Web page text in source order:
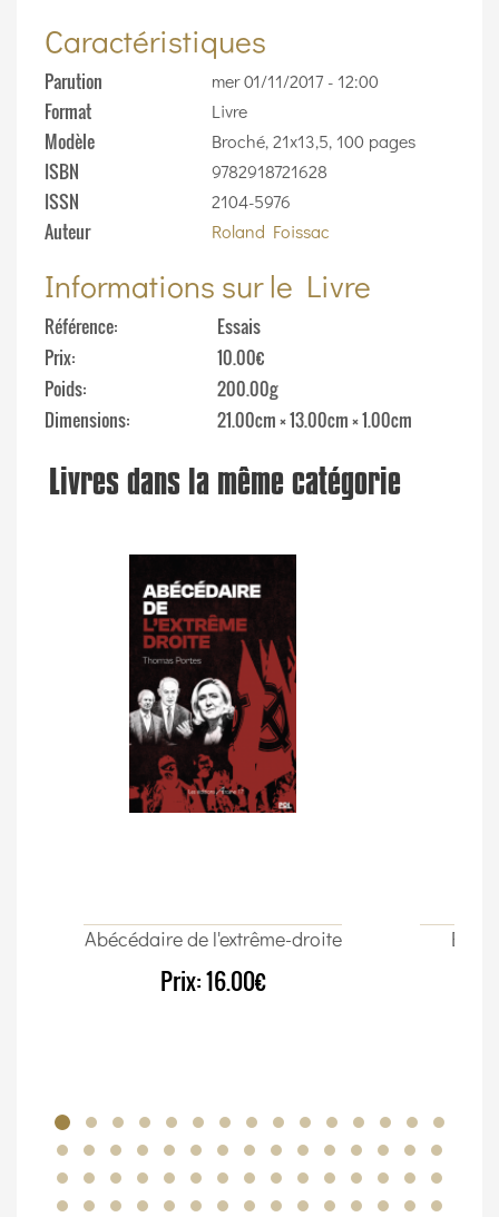
Caractéristiques
Parution mer 01/11/2017 - 12:00
Format Livre
Modèle Broché, 21x13,5, 100 pages
ISBN 9782918721628
ISSN 2104-5976
Auteur Roland Foissac
Informations sur le Livre
Référence
Essais
Prix
10.00€
Poids
200.00g
Dimensions
21.00cm × 13.00cm × 1.00cm
Livres dans la même catégorie
Abécédaire de l'extrême-droite
Prix:16.00€